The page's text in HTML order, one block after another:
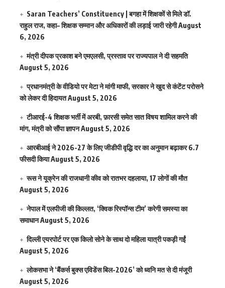
Saran Teachers’ Constituency | बगहा में शिक्षकों से मिले डॉ.
राहुल राज, कहा– शिक्षक सम्मान और अधिकारों की लड़ाई जारी रहेगीAugust
6, 2026
मंत्री दीपक प्रकाश बने एमएलसी, प्रस्ताव पर राज्यपाल ने दी सहमति
August 5, 2026
प्रधानमंत्री के वीडियो पर मेटा ने मांगी माफी, सरकार ने खुद से कंटेंट परोसने
को लेकर दी हिदायतAugust 5, 2026
टीआरई-4 शिक्षक भर्ती में अरबी, फ़ारसी समेत सात विषय शामिल करने की
मांग, मंत्री को सौंपा ज्ञापनAugust 5, 2026
आरबीआई ने 2026-27 के लिए जीडीपी वृद्धि दर का अनुमान बढ़ाकर 6.7
फीसदी कियाAugust 5, 2026
रूस ने यूक्रेन की राजधानी कीव को रातभर दहलाया, 17 लोगों की मौत
August 5, 2026
नेपाल में एलपीजी की किल्लत, ‘क्विक रिस्पॉन्स टीम’ करेगी समस्या का
समाधानAugust 5, 2026
दिल्ली एयरपोर्ट पर एक किलो सोने के साथ दो महिला यात्री पकड़ी गईं
August 5, 2026
लोकसभा ने ‘बैंकर्स बुक्स एविडेंस बिल-2026’ को ध्वनि मत से दी मंजूरी
August 5, 2026